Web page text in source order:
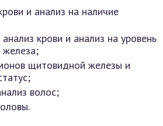
и анализ на наличие
крови и анализ на уровень
железа;
щитовидной железы и
волос;